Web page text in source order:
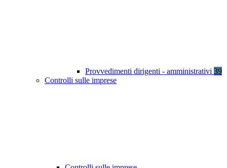
Provvedimenti dirigenti - amministrativi 39
Controlli sulle imprese